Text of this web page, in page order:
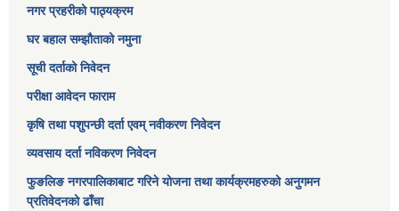
नगर प्रहरीको पाठ्यक्रम
घर बहाल सम्झौताको नमुना
सूची दर्ताको निवेदन
परीक्षा आवेदन फाराम
कृषि तथा पशुपन्छी दर्ता एवम् नवीकरण निवेदन
व्यवसाय दर्ता नविकरण निवेदन
फुङलिङ नगरपालिकाबाट गरिने योजना तथा कार्यक्रमहरुको अनुगमन
प्रतिवेदनको ढाँचा